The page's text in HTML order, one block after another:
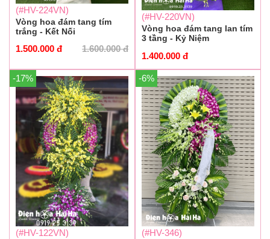
(#HV-224VN)
Vòng hoa đám tang tím
trắng - Kết Nối
1.600.000đ
1.500.000 đ
(#HV-220VN)
Vòng hoa đám tang lan tím
3 tầng - Kỷ Niệm
1.400.000 đ
-17%
(#HV-122VN)
-6%
(#HV-346)